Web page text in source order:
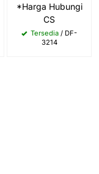
*Harga Hubungi
CS
Tersedia / DF-
3214